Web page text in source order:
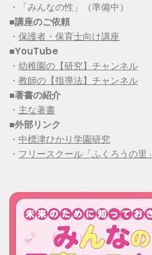
・「みんなの性」（準備中）
■講座のご依頼
・ 保護者・保育士向け講座
■YouTube
・ 幼稚園の【研究】チャンネル
・ 教師の【指導法】チャンネル
■著書の紹介
・ 主な著書
■外部リンク
・ 中標津ひかり学園研究
・ フリースクール「ふくろうの里」